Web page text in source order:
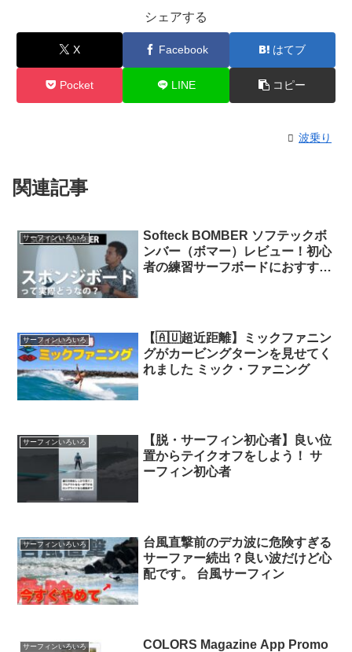
シェアする
X Facebook はてブ
Pocket LINE コピー
波乗り
関連記事
サーフィンいろいろ
Softeck BOMBER ソフテックボ
ンバー（ボマー）レビュー！初心
者の練習サーフボードにおすす
サーフィンいろいろ
【🇦🇺超近距離】ミックファニン
グがカービングターンを見せてく
れました ミック・ファニング
サーフィンいろいろ
【脱・サーフィン初心者】良い位
置からテイクオフをしよう！ サ
ーフィン初心者
サーフィンいろいろ
台風直撃前のデカ波に危険すぎる
サーファー続出？良い波だけど心
配です。 台風サーフィン
サーフィンいろいろ
COLORS Magazine App Promo